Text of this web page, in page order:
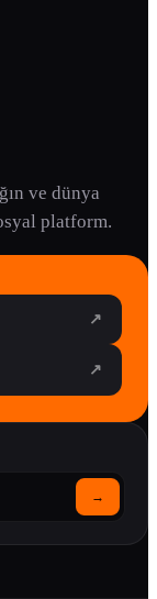
ve dünya
platform.
↗
↗
→